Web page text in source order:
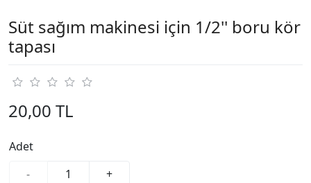
Süt sağım makinesi için 1/2'' boru kör
tapası
20,00 TL
Adet
-
+